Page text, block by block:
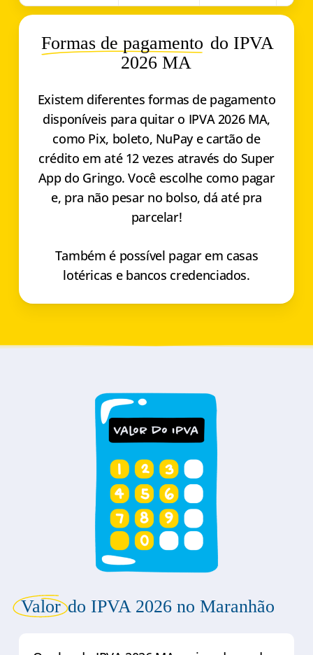
Formas de pagamento do IPVA
2026 MA
Existem diferentes formas de pagamento
disponíveis para quitar o IPVA 2026 MA,
como Pix, boleto, NuPay e cartão de
crédito em até 12 vezes através do Super
App do Gringo. Você escolhe como pagar
e, pra não pesar no bolso, dá até pra
parcelar!
Também é possível pagar em casas
lotéricas e bancos credenciados.
Valordo IPVA 2026 no Maranhão